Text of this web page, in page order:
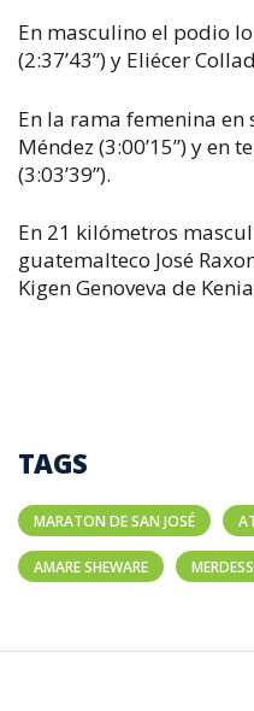
En masculino el podio
(2:37’43”) y Eliécer
En la rama femenina
Méndez (3:00’15”) y en
(3:03’39”).
En 21 kilómetros
guatemalteco José
Kigen Genoveva de Kenia
TAGS
MARATON DE SAN JOSÉ
AMARE SHEWARE